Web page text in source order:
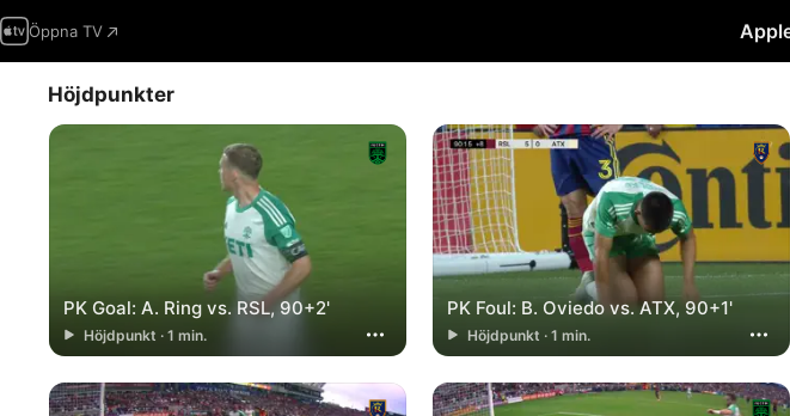
Öppna TV
Höjdpunkter
PK Goal: A. Ring vs. RSL, 90+2'
Höjdpunkt · 1 min.
PK Foul: B. Oviedo vs. ATX, 90+1'
Höjdpunkt · 1 min.